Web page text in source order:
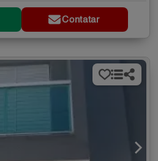
Contatar